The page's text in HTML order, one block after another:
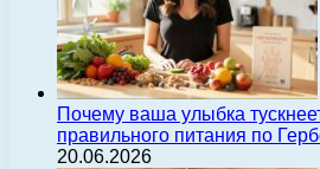
Почему ваша улыбка
правильного питания по
20.06.2026